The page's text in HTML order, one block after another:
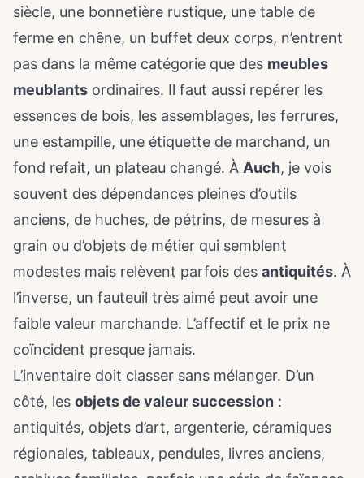
siècle, une bonnetière rustique, une table de
ferme en chêne, un buffet deux corps, n’entrent
pas dans la même catégorie que des meubles
meublants ordinaires. Il faut aussi repérer les
essences de bois, les assemblages, les ferrures,
une estampille, une étiquette de marchand, un
fond refait, un plateau changé. À Auch, je vois
souvent des dépendances pleines d’outils
anciens, de huches, de pétrins, de mesures à
grain ou d’objets de métier qui semblent
modestes mais relèvent parfois des antiquités. À
l’inverse, un fauteuil très aimé peut avoir une
faible valeur marchande. L’affectif et le prix ne
coïncident presque jamais.
L’inventaire doit classer sans mélanger. D’un
côté, les objets de valeur succession :
antiquités, objets d’art, argenterie, céramiques
régionales, tableaux, pendules, livres anciens,